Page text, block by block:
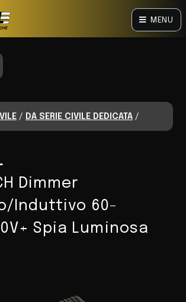
MENU
/ DA SERIE CIVILE DEDICATA /
Dimmer
Induttivo 60-
Spia Luminosa